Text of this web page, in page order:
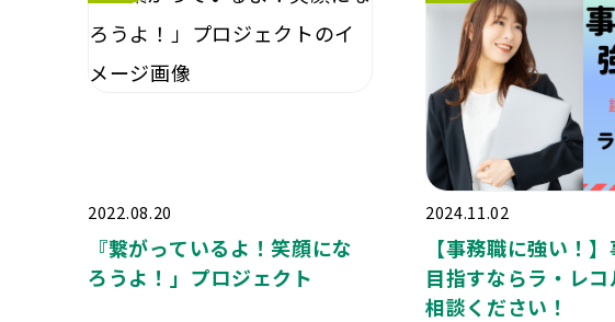
2022.08.20
『繋がっているよ！笑顔にな
ろうよ！」プロジェクト
2024.11.02
【事務職に強い！
目指すならラ・レ
相談ください！